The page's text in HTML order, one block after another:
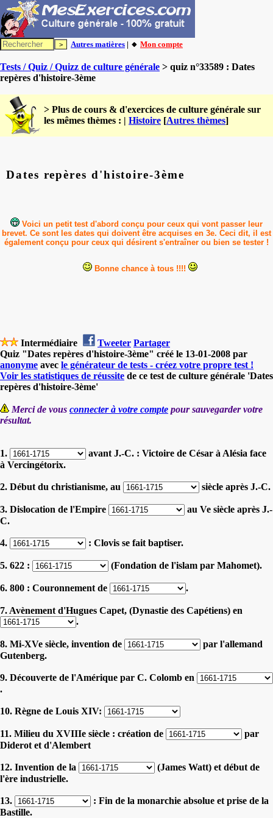
Autres matières | 🔸 Mon compte
Tests / Quiz / Quizz de culture générale > quiz n°33589 : Dates
repères d'histoire-3ème
> Plus de cours & d'exercices de culture générale sur
les mêmes thèmes : | Histoire [Autres thèmes]
Dates repères d'histoire-3ème
Voici un petit test d'abord conçu pour ceux qui vont passer leur
brevet. Ce sont les dates qui doivent être acquises en 3e. Ceci dit, il est
également conçu pour ceux qui désirent s'entraîner ou bien se tester !
Bonne chance à tous !!!!
Intermédiaire Tweeter Partager
Quiz "Dates repères d'histoire-3ème" créé le 13-01-2008 par
anonyme avec le générateur de tests - créez votre propre test !
Voir les statistiques de réussite de ce test de culture générale 'Dates
repères d'histoire-3ème'
Merci de vous connecter à votre compte pour sauvegarder votre
résultat.
1.
avant J.-C. : Victoire de César à Alésia face
à Vercingétorix.
2. Début du christianisme, au siècle après J.-C.
3. Dislocation de l'Empire
au Ve siècle après J.-
C.
4. : Clovis se fait baptiser.
5. 622 : (Fondation de l'islam par Mahomet).
6. 800 : Couronnement de .
7. Avènement d'Hugues Capet, (Dynastie des Capétiens) en
.
8. Mi-XVe siècle, invention de
par l'allemand
Gutenberg.
9. Découverte de l'Amérique par C. Colomb en
.
10. Règne de Louis XIV:
11. Milieu du XVIIIe siècle : création de
par
Diderot et d'Alembert
12. Invention de la
(James Watt) et début de
l'ère industrielle.
13.
: Fin de la monarchie absolue et prise de la
Bastille.